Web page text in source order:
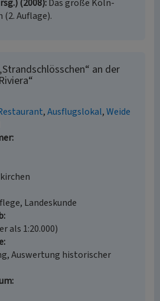
(2008) Das große Köln-
(2. Auflage).
an der
Ausflugslokal Weide
Landeskunde
als 1:20.000)
Auswertung historischer